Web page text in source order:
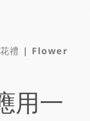
花禮 | Flower
用一